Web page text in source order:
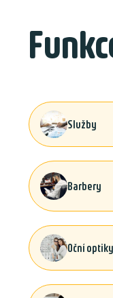
Služby
Barbery
Oční optiky